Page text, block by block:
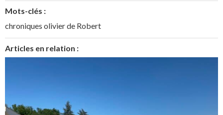
Mots-clés :
chroniques olivier de Robert
Articles en relation :